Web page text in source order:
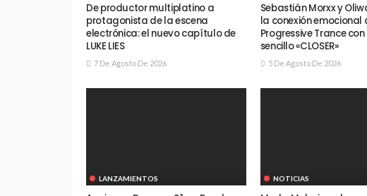
De productor multiplatino a
protagonista de la escena
electrónica: el nuevo capítulo de
LUKE LIES
7 De Agosto De 2026
Sebastián Morxx y
la conexión emocional
Progressive Trance
sencillo «CLOSER»
5 De Agosto De 2026
LANZAMIENTOS NOTICIAS